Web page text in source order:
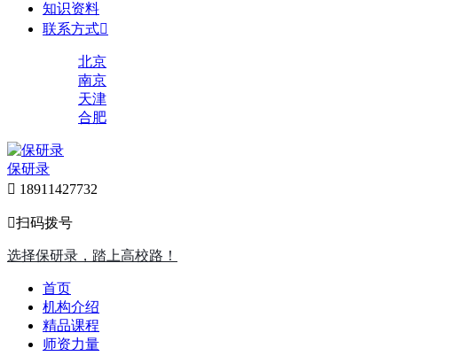
知识资料
联系方式
北京
南京
天津
合肥
保研录
 18911427732
扫码拨号
选择保研录，踏上高校路！
首页
机构介绍
精品课程
师资力量